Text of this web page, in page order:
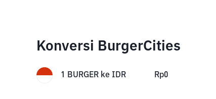
Konversi BurgerCities
1 BURGER ke IDR Rp0